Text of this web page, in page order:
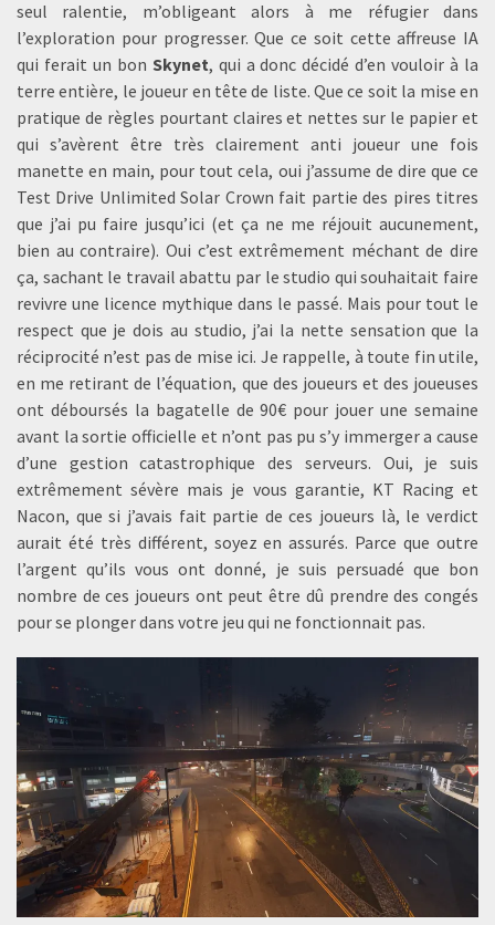
seul ralentie, m’obligeant alors à me réfugier dans
l’exploration pour progresser. Que ce soit cette affreuse IA
qui ferait un bon Skynet, qui a donc décidé d’en vouloir à la
terre entière, le joueur en tête de liste. Que ce soit la mise en
pratique de règles pourtant claires et nettes sur le papier et
qui s’avèrent être très clairement anti joueur une fois
manette en main, pour tout cela, oui j’assume de dire que ce
Test Drive Unlimited Solar Crown fait partie des pires titres
que j’ai pu faire jusqu’ici (et ça ne me réjouit aucunement,
bien au contraire). Oui c’est extrêmement méchant de dire
ça, sachant le travail abattu par le studio qui souhaitait faire
revivre une licence mythique dans le passé. Mais pour tout le
respect que je dois au studio, j’ai la nette sensation que la
réciprocité n’est pas de mise ici. Je rappelle, à toute fin utile,
en me retirant de l’équation, que des joueurs et des joueuses
ont déboursés la bagatelle de 90€ pour jouer une semaine
avant la sortie officielle et n’ont pas pu s’y immerger a cause
d’une gestion catastrophique des serveurs. Oui, je suis
extrêmement sévère mais je vous garantie, KT Racing et
Nacon, que si j’avais fait partie de ces joueurs là, le verdict
aurait été très différent, soyez en assurés. Parce que outre
l’argent qu’ils vous ont donné, je suis persuadé que bon
nombre de ces joueurs ont peut être dû prendre des congés
pour se plonger dans votre jeu qui ne fonctionnait pas.